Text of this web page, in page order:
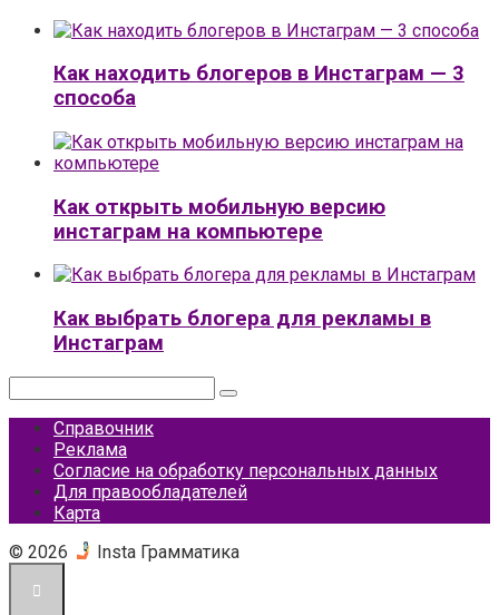
Как находить блогеров в Инстаграм — 3
способа
Как открыть мобильную версию
инстаграм на компьютере
Как выбрать блогера для рекламы в
Инстаграм
Справочник
Реклама
Согласие на обработку персональных данных
Для правообладателей
Карта
© 2026
Insta Грамматика